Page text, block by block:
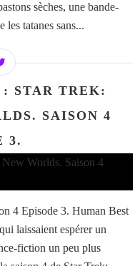
sèches, une bande-
tatanes sans...
STAR TREK:
SAISON 4
3.
4 Episode 3. Human Best
laissaient espérer un
fiction un peu plus